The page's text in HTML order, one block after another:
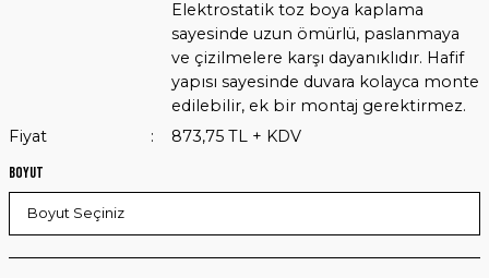
Elektrostatik toz boya kaplama
sayesinde uzun ömürlü, paslanmaya
ve çizilmelere karşı dayanıklıdır. Hafif
yapısı sayesinde duvara kolayca monte
edilebilir, ek bir montaj gerektirmez.
Fiyat
873,75 TL + KDV
Boyut